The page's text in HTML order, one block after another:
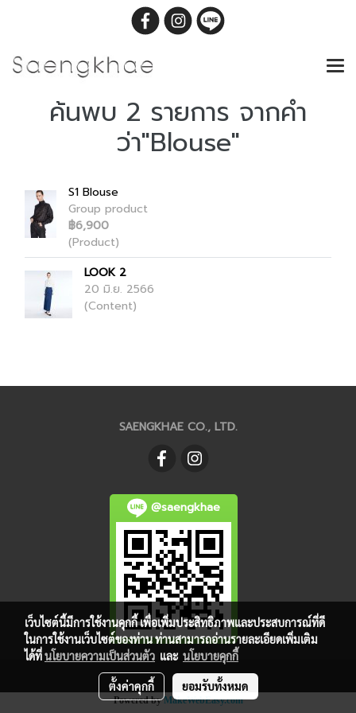
ค้นพบ 2 รายการ จากคำ
ว่า"Blouse"
S1 Blouse
Group product
฿6,900
(Product)
LOOK 2
20 มิ.ย. 2566
(Content)
SAENGKHAE CO., LTD.
@saengkhae
Powered byMakeWebEasy.com
เว็บไซต์นี้มีการใช้งานคุกกี้ เพื่อเพิ่มประสิทธิภาพและประสบการณ์ที่ดี
ในการใช้งานเว็บไซต์ของท่าน ท่านสามารถอ่านรายละเอียดเพิ่มเติม
ได้ที่นโยบายความเป็นส่วนตัว และ นโยบายคุกกี้
ตั้งค่าคุกกี้ ยอมรับทั้งหมด